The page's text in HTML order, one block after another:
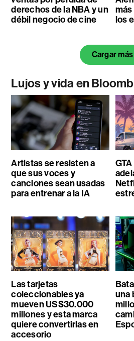
derechos de la NBA y un
débil negocio de cine
los
Cargar más
Lujos y vida en
Artistas se resisten a
que sus voces y
canciones sean usadas
para entrenar a la IA
Las tarjetas
coleccionables ya
mueven US$30.000
millones y esta marca
quiere convertirlas en
accesorio
una